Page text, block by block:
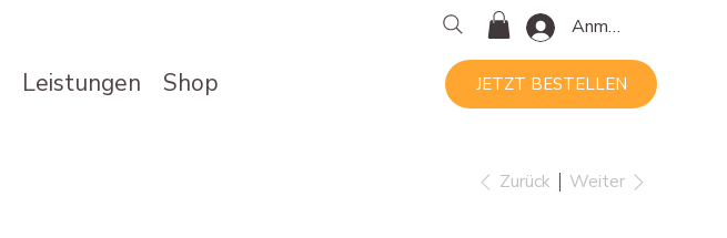
Leistungen Shop JETZT BESTELLEN
Anmelden
Zurück Weiter